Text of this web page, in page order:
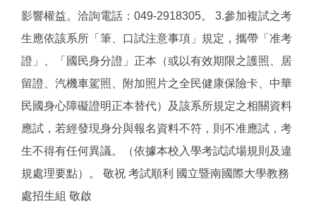
影響權益。洽詢電話：049-2918305。 3.參加複試之考
生應依該系所「筆、口試注意事項」規定，攜帶「准考
證」、「國民身分證」正本（或以有效期限之護照、居
留證、汽機車駕照、附加照片之全民健康保險卡、中華
民國身心障礙證明正本替代）及該系所規定之相關資料
應試，若經發現身分與報名資料不符，則不准應試，考
生不得有任何異議。（依據本校入學考試試場規則及違
規處理要點）。 敬祝 考試順利 國立暨南國際大學教務
處招生組 敬啟